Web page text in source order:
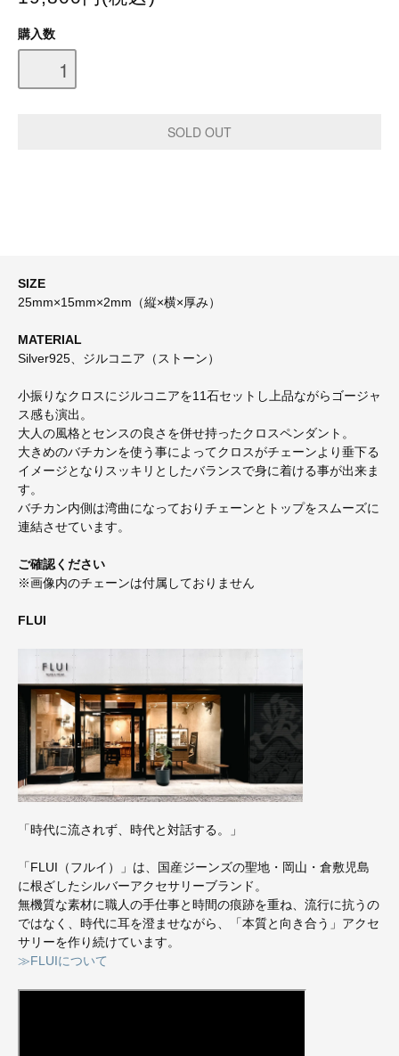
購入数
SIZE
25mm×15mm×2mm（縦×横×厚み）
MATERIAL
Silver925、ジルコニア（ストーン）
小振りなクロスにジルコニアを11石セットし上品ながらゴージャ
ス感も演出。
大人の風格とセンスの良さを併せ持ったクロスペンダント。
大きめのバチカンを使う事によってクロスがチェーンより垂下る
イメージとなりスッキリとしたバランスで身に着ける事が出来ま
す。
バチカン内側は湾曲になっておりチェーンとトップをスムーズに
連結させています。
ご確認ください
※画像内のチェーンは付属しておりません
FLUI
「時代に流されず、時代と対話する。」
「FLUI（フルイ）」は、国産ジーンズの聖地・岡山・倉敷児島
に根ざしたシルバーアクセサリーブランド。
無機質な素材に職人の手仕事と時間の痕跡を重ね、流行に抗うの
ではなく、時代に耳を澄ませながら、「本質と向き合う」アクセ
サリーを作り続けています。
≫FLUIについて